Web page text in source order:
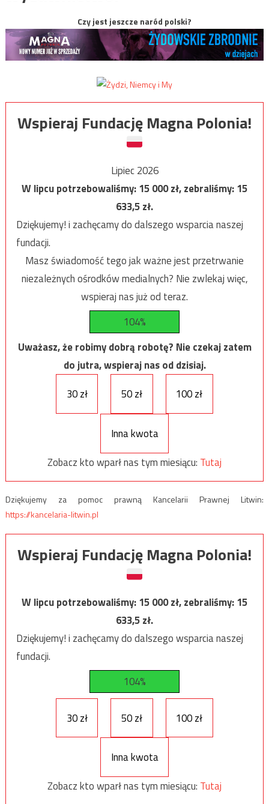
Czy jest jeszcze naród polski?
Wspieraj Fundację Magna Polonia!
Lipiec 2026
W lipcu potrzebowaliśmy:15 000zł, zebraliśmy:15
633,5zł.
Dziękujemy! i zachęcamy do dalszego wsparcia naszej
fundacji.
Masz świadomość tego jak ważne jest przetrwanie
niezależnych ośrodków medialnych? Nie zwlekaj więc,
wspieraj nas już od teraz.
104%
Uważasz, że robimy dobrą robotę? Nie czekaj zatem
do jutra, wspieraj nas od dzisiaj.
30 zł
50 zł 100 zł
Inna kwota
Zobacz kto wparł nas tym miesiącu: Tutaj
Dziękujemy za pomoc prawną Kancelarii Prawnej Litwin:
https://kancelaria-litwin.pl
Wspieraj Fundację Magna Polonia!
W lipcu potrzebowaliśmy:15 000zł, zebraliśmy:15
633,5zł.
Dziękujemy! i zachęcamy do dalszego wsparcia naszej
fundacji.
104%
30 zł 50 zł 100 zł
Inna kwota
Zobacz kto wparł nas tym miesiącu: Tutaj